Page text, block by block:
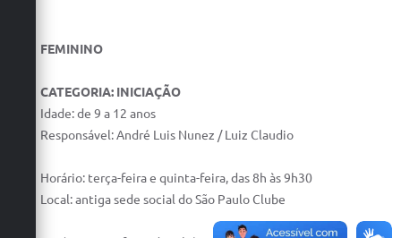
FEMININO
CATEGORIA: INICIAÇÃO
Idade: de 9 a 12 anos
Responsável: André Luis Nunez / Luiz Claudio
Horário: terça-feira e quinta-feira, das 8h às 9h30
Local: antiga sede social do São Paulo Clube